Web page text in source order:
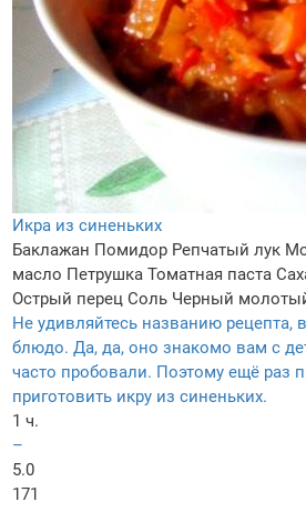
Икра из синеньких
Баклажан Помидор Репчатый лук
масло Петрушка Томатная паста
Острый перец Соль Черный
Не удивляйтесь названию рецепта,
блюдо. Да, да, оно знакомо вам с
часто пробовали. Поэтому ещё раз
приготовить икру из синеньких.
1 ч.
–
5.0
171